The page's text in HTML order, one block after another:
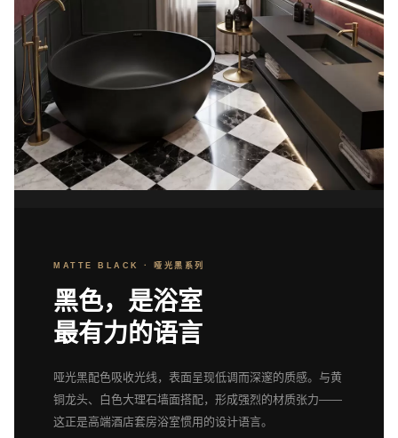
MATTE BLACK · 哑光黑系列
黑色，是浴室
最有力的语言
哑光黑配色吸收光线，表面呈现低调而深邃的质感。与黄
铜龙头、白色大理石墙面搭配，形成强烈的材质张力——
这正是高端酒店套房浴室惯用的设计语言。